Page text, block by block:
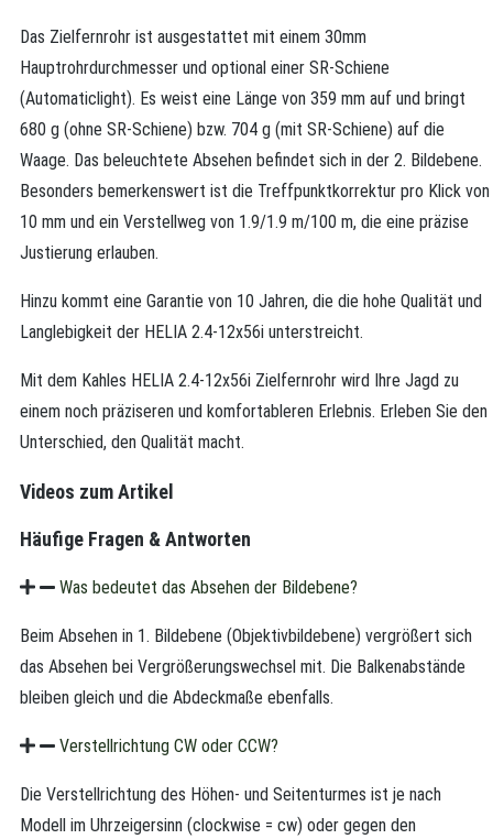
Das Zielfernrohr ist ausgestattet mit einem 30mm
Hauptrohrdurchmesser und optional einer SR-Schiene
(Automaticlight). Es weist eine Länge von 359 mm auf und bringt
680 g (ohne SR-Schiene) bzw. 704 g (mit SR-Schiene) auf die
Waage. Das beleuchtete Absehen befindet sich in der 2. Bildebene.
Besonders bemerkenswert ist die Treffpunktkorrektur pro Klick von
10 mm und ein Verstellweg von 1.9/1.9 m/100 m, die eine präzise
Justierung erlauben.
Hinzu kommt eine Garantie von 10 Jahren, die die hohe Qualität und
Langlebigkeit der HELIA 2.4-12x56i unterstreicht.
Mit dem Kahles HELIA 2.4-12x56i Zielfernrohr wird Ihre Jagd zu
einem noch präziseren und komfortableren Erlebnis. Erleben Sie den
Unterschied, den Qualität macht.
Videos zum Artikel
Häufige Fragen & Antworten
Was bedeutet das Absehen der Bildebene?
Beim Absehen in 1. Bildebene (Objektivbildebene) vergrößert sich
das Absehen bei Vergrößerungswechsel mit. Die Balkenabstände
bleiben gleich und die Abdeckmaße ebenfalls.
Verstellrichtung CW oder CCW?
Die Verstellrichtung des Höhen- und Seitenturmes ist je nach
Modell im Uhrzeigersinn (clockwise = cw) oder gegen den